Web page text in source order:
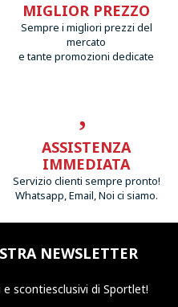
MIGLIOR PREZZO
Sempre i migliori prezzi del
mercato
e tante promozioni dedicate
ASSISTENZA
IMMEDIATA
Servizio clienti sempre pronto!
Whatsapp, Email, Noi ci siamo.
NEWSLETTER
e scontiesclusivi di Sportlet!